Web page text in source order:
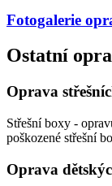
Fotogalerie
Ostatní
Oprava
Střešní boxy -
poškozené střešní
Oprava